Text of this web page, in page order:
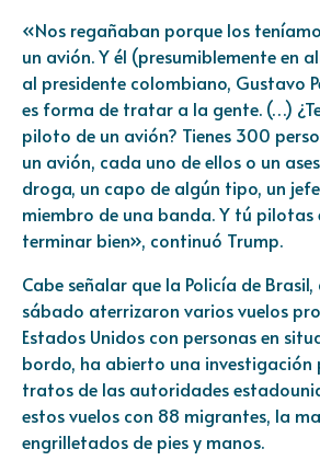
«Nos regañaban porque los
un avión. Y él (presumiblemente en
al presidente colombiano, Gustavo
es forma de tratar a la gente. (…)
piloto de un avión? Tienes 300
un avión, cada uno de ellos o un
droga, un capo de algún tipo, un
miembro de una banda. Y tú pilotas
terminar bien», continuó Trump.
Cabe señalar que la Policía de
sábado aterrizaron varios vuelos
Estados Unidos con personas en
bordo, ha abierto una investigación
tratos de las autoridades
estos vuelos con 88 migrantes, la
engrilletados de pies y manos.